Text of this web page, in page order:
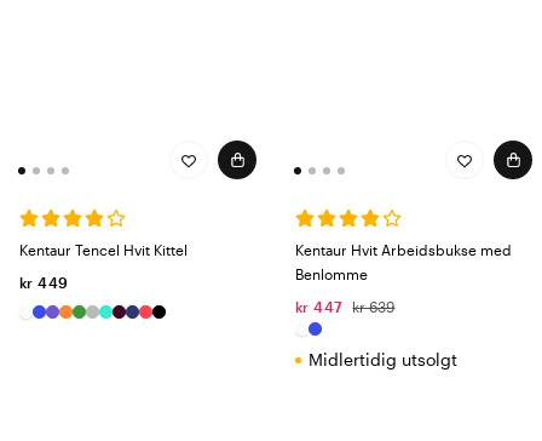
Kentaur Colour Line– Friske farger, funksjonalitet og komfort i
kolleksjon som gjør jobben litt morsommere – og litt stiligere.
Kentaur Comfy Fit– Utviklet for helsepersonell som trenger
langvarig komfort i et høyt tempo. Det lette stoffet gjør plaggene
tar vare på andre.
Kentaur Tencel Hvit Kittel
kr 449
Kentaur Hvit Arbeidsbukse med
Benlomme
kr 447
kr 639
Midlertidig utsolgt